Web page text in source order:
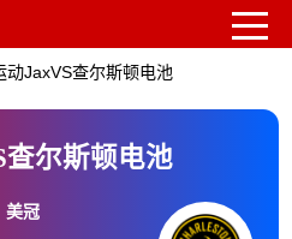
动JaxVS查尔斯顿电池
查尔斯顿电池
美冠